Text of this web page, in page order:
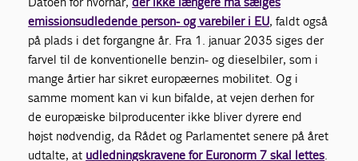
emissionsudledende person- og varebiler i EU, faldt også
på plads i det forgangne år. Fra 1. januar 2035 siges der
farvel til de konventionelle benzin- og dieselbiler, som i
mange årtier har sikret europæernes mobilitet. Og i
samme moment kan vi kun bifalde, at vejen derhen for
de europæiske bilproducenter ikke bliver dyrere end
højst nødvendig, da Rådet og Parlamentet senere på året
udtalte, at udledningskravene for Euronorm 7 skal lettes